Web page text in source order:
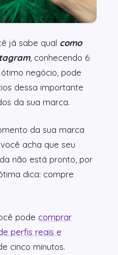
já sabe qual como
, conhecendo 6
negócio, pode
dessa importante
da sua marca.
da sua marca
acha que seu
não está pronto, por
dica: compre
pode comprar
perfis reais e
cinco minutos.